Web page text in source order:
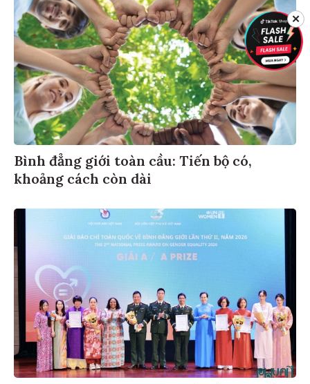
Bình đẳng giới toàn cầu: Tiến bộ có,
khoảng cách còn dài
✕